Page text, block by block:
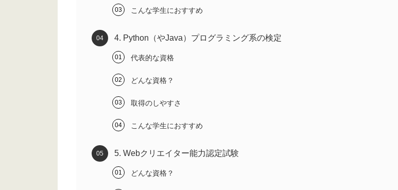
こんな学生におすすめ
4. Python（やJava）プログラミング系の検定
代表的な資格
どんな資格？
取得のしやすさ
こんな学生におすすめ
5. Webクリエイター能力認定試験
どんな資格？